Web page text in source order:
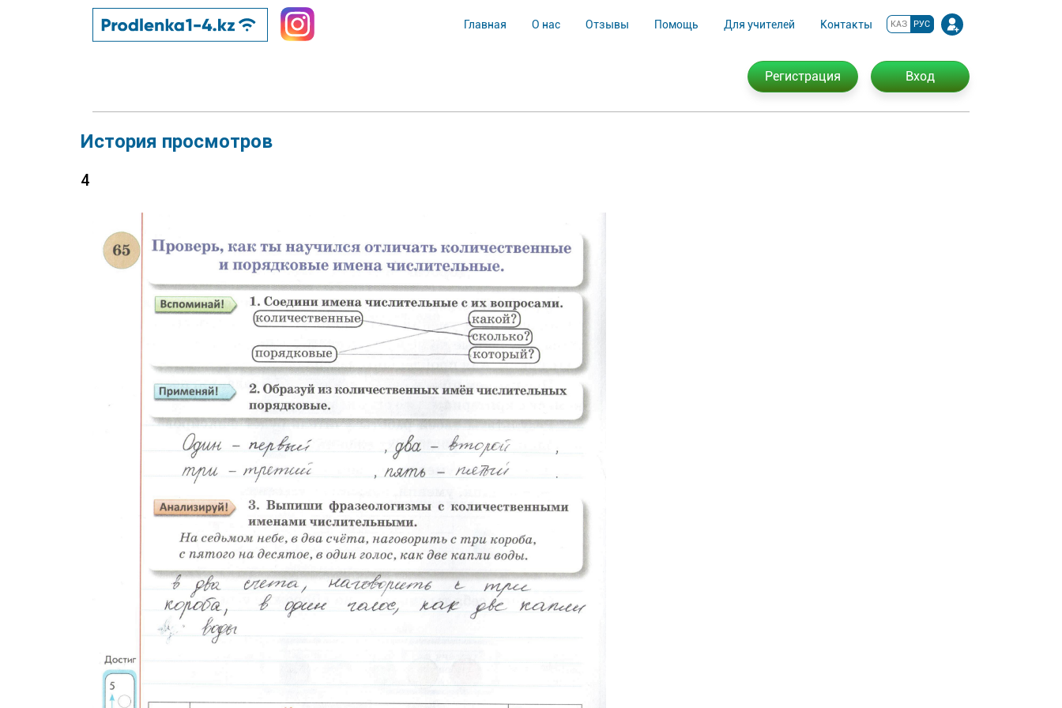
Главная О нас Отзывы Помощь Для учителей Контакты КАЗ РУС
Регистрация Вход
История просмотров
4